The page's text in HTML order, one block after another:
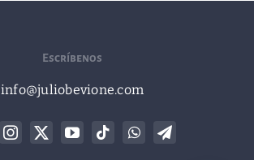
Escríbenos
info@juliobevione.com